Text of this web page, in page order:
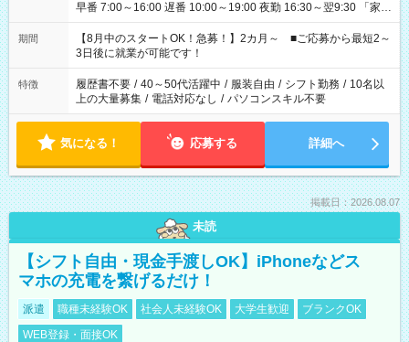
早番 7:00～16:00 遅番 10:00～19:00 夜勤 16:30～翌9:30 「家族
と休みを合わせたい」 「余裕を持って夕飯の準備がしたい」
「できれば残業はしたくない」 など、ご希望を教えてください
ね。 ※Wワーク希望の方へ 今ご覧のお仕事で希望する勤務時間
と、もう1つのお仕事の勤務時間。 合計で週40時間を超える場
合は応募できません。
期間
【8月中のスタートOK！急募！】2カ月～ ■ご応募から最短2～
3日後に就業が可能です！
特徴 履歴書不要 / 40～50代活躍中 / 服装自由 / シフト勤務 / 10名以
上の大量募集 / 電話対応なし / パソコンスキル不要
気になる！ 応募する 詳細へ
掲載日：2026.08.07
未読
【シフト自由・現金手渡しOK】iPhoneなどス
マホの充電を繋げるだけ！
派遣 職種未経験OK 社会人未経験OK 大学生歓迎
ブランクOK
WEB登録・面接OK